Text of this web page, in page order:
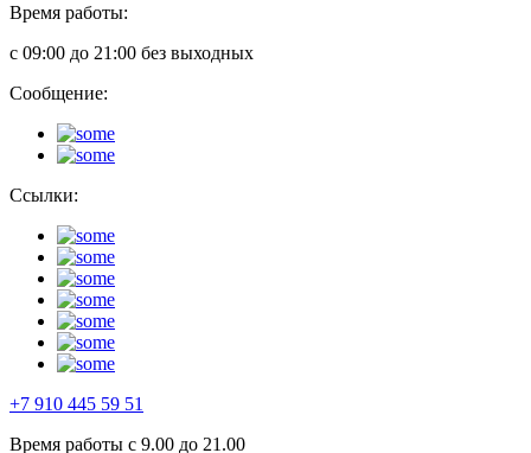
Время работы:
с 09:00 до 21:00 без выходных
Сообщение:
Ссылки:
+7 910 445 59 51
Время работы с 9.00 до 21.00